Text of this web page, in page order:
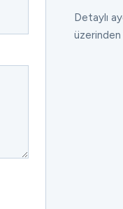
Detaylı
üzerinden